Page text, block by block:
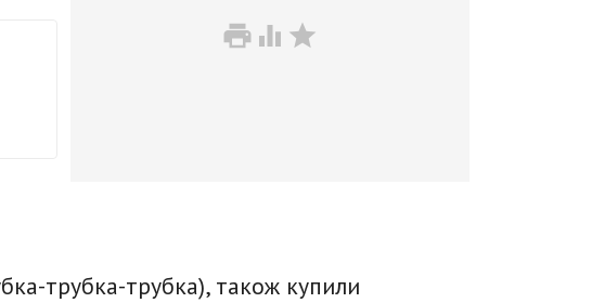
  
трубка-трубка), також купили